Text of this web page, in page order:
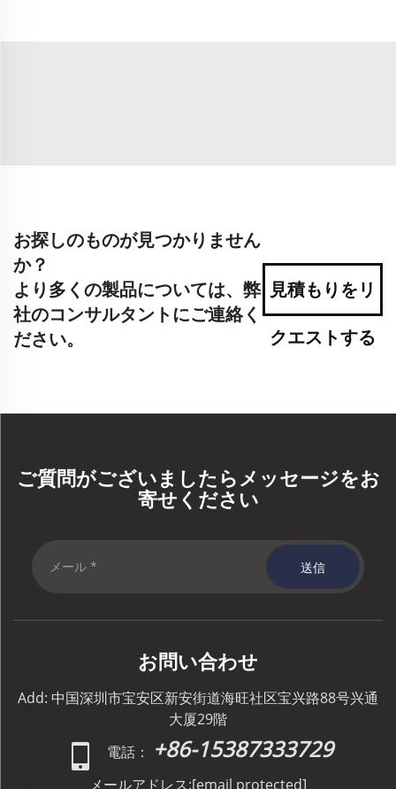
お探しのものが見つかりません
か？
より多くの製品については、弊
社のコンサルタントにご連絡く
ださい。
見積もりをリ
クエストする
ご質問がございましたらメッセージをお
寄せください
送信
お問い合わせ
Add: 中国深圳市宝安区新安街道海旺社区宝兴路88号兴通
大厦29階
電話：
+86-15387333729
メールアドレス:[email protected]